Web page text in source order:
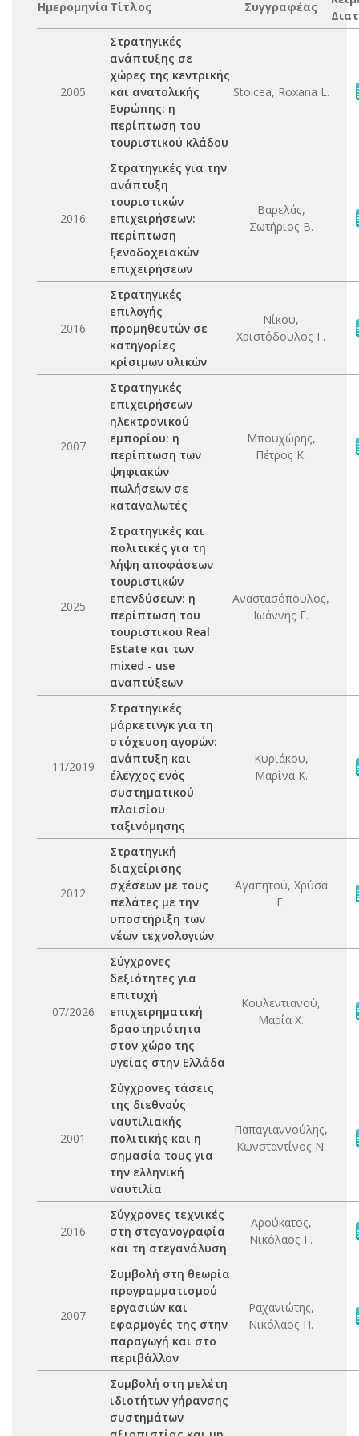
Ημερομηνία Τίτλος Συγγραφέας
2005
Στρατηγικές
ανάπτυξης σε
χώρες της κεντρικής
και ανατολικής
Ευρώπης: η
περίπτωση του
τουριστικού κλάδου
Stoicea, Roxana L.
2016
Στρατηγικές για την
ανάπτυξη
τουριστικών
επιχειρήσεων:
περίπτωση
ξενοδοχειακών
επιχειρήσεων
Βαρελάς,
Σωτήριος Β.
2016
Στρατηγικές
επιλογής
προμηθευτών σε
κατηγορίες
κρίσιμων υλικών
Νίκου,
Χριστόδουλος Γ.
2007
Στρατηγικές
επιχειρήσεων
ηλεκτρονικού
εμπορίου: η
περίπτωση των
ψηφιακών
πωλήσεων σε
καταναλωτές
Μπουχώρης,
Πέτρος Κ.
2025
Στρατηγικές και
πολιτικές για τη
λήψη αποφάσεων
τουριστικών
επενδύσεων: η
περίπτωση του
τουριστικού Real
Estate και των
mixed - use
αναπτύξεων
Αναστασόπουλος,
Ιωάννης Ε.
11/2019
Στρατηγικές
μάρκετινγκ για τη
στόχευση αγορών:
ανάπτυξη και
έλεγχος ενός
συστηματικού
πλαισίου
ταξινόμησης
Κυριάκου,
Μαρίνα Κ.
2012
Στρατηγική
διαχείρισης
σχέσεων με τους
πελάτες με την
υποστήριξη των
νέων τεχνολογιών
Αγαπητού, Χρύσα
Γ.
07/2026
Σύγχρονες
δεξιότητες για
επιτυχή
επιχειρηματική
δραστηριότητα
στον χώρο της
υγείας στην Ελλάδα
Κουλεντιανού,
Μαρία Χ.
2001
Σύγχρονες τάσεις
της διεθνούς
ναυτιλιακής
πολιτικής και η
σημασία τους για
την ελληνική
ναυτιλία
Παπαγιαννούλης,
Κωνσταντίνος Ν.
2016
Σύγχρονες τεχνικές
στη στεγανογραφία
και τη στεγανάλυση
Αρούκατος,
Νικόλαος Γ.
2007
Συμβολή στη θεωρία
προγραμματισμού
εργασιών και
εφαρμογές της στην
παραγωγή και στο
περιβάλλον
Ραχανιώτης,
Νικόλαος Π.
Συμβολή στη μελέτη
ιδιοτήτων γήρανσης
συστημάτων